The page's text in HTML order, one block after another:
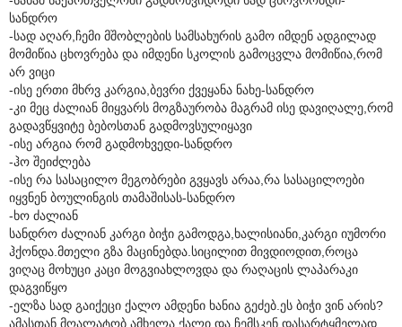
სანდრო
-სად აღარ,ჩემი მშობლების სამსახურის გამო იმდენ ადგილად
მომიწია ცხოვრება და იმდენი სკოლის გამოცვლა მომიწია,რომ
არ ვიცი
-ისე ერთი მხრვ კარგია,ბევრი ქვეყანა ნახე-სანდრო
-კი მეც ძალიან მიყვარს მოგზაურობა მაგრამ ისე დავიღალე,რომ
გადავწყვიტე ბებოსთან გადმოვსულიყავი
-ისე არგია რომ გადმოხვედი-სანდრო
-ჰო შეიძლება
-ისე რა სასაცილო მეგობრები გვყავს არაა,რა სასაცილოები
იყვნენ ბოულინგის თამაშისას-სანდრო
-ხო ძალიან
სანდრო ძალიან კარგი ბიჭი გამოდგა,ხალისიანი,კარგი იუმორი
ჰქონდა.მთელი გზა მაცინებდა.სიცილით მივდიოდით,როცა
ვიღაც მოხუცი კაცი მოგვიახლოვდა და რაღაცის ლაპარაკი
დაგვიწყო
-ელზა სად გაიქეცი ქალო ამდენი ხანია გეძებ.ეს ბიჭი ვინ არის?
ამასთან მღალატობ ამხელა ქალი და ჩემსკენ დასარტყმელად